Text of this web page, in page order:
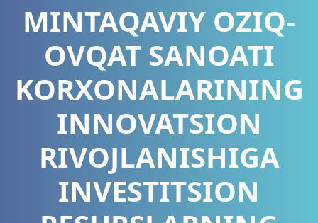
MINTAQAVIY OZIQ-
OVQAT SANOATI
KORXONALARINING
INNOVATSION
RIVOJLANISHIGA
INVESTITSION